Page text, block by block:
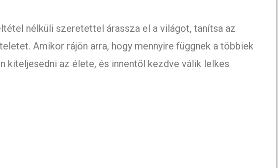
nélküli szeretettel árassza el a világot, tanítsa az
Amikor rájön arra, hogy mennyire függnek a többiek
kiteljesedni az élete, és innentől kezdve válik lelkes